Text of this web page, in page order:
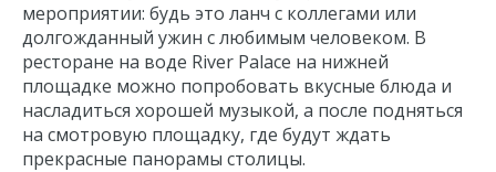
мероприятии: будь это ланч с коллегами или
долгожданный ужин с любимым человеком. В
ресторане на воде River Palace на нижней
площадке можно попробовать вкусные блюда и
насладиться хорошей музыкой, а после подняться
на смотровую площадку, где будут ждать
прекрасные панорамы столицы.